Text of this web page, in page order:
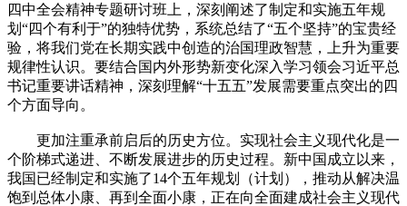
四中全会精神专题研讨班上，深刻阐述了制定和实施五年规
划“四个有利于”的独特优势，系统总结了“五个坚持”的宝贵经
验，将我们党在长期实践中创造的治国理政智慧，上升为重要
规律性认识。要结合国内外形势新变化深入学习领会习近平总
书记重要讲话精神，深刻理解“十五五”发展需要重点突出的四
个方面导向。
更加注重承前启后的历史方位。实现社会主义现代化是一
个阶梯式递进、不断发展进步的历史过程。新中国成立以来，
我国已经制定和实施了14个五年规划（计划），推动从解决温
饱到总体小康、再到全面小康，正在向全面建成社会主义现代